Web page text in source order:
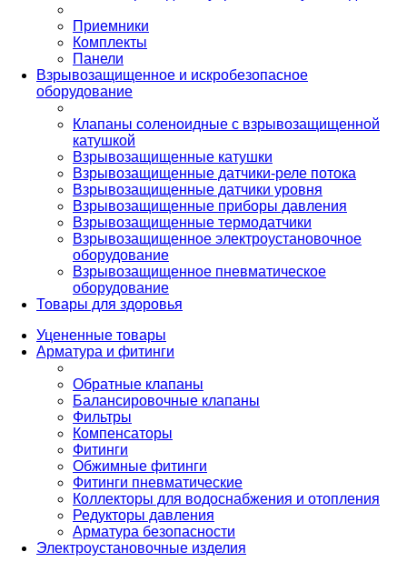
Приемники
Комплекты
Панели
Взрывозащищенное и искробезопасное
оборудование
Клапаны соленоидные с взрывозащищенной
катушкой
Взрывозащищенные катушки
Взрывозащищенные датчики-реле потока
Взрывозащищенные датчики уровня
Взрывозащищенные приборы давления
Взрывозащищенные термодатчики
Взрывозащищенное электроустановочное
оборудование
Взрывозащищенное пневматическое
оборудование
Товары для здоровья
Уцененные товары
Арматура и фитинги
Обратные клапаны
Балансировочные клапаны
Фильтры
Компенсаторы
Фитинги
Обжимные фитинги
Фитинги пневматические
Коллекторы для водоснабжения и отопления
Редукторы давления
Арматура безопасности
Электроустановочные изделия